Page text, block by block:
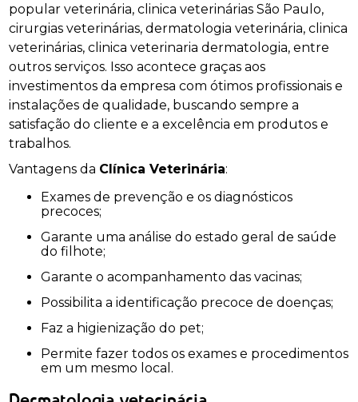
popular veterinária, clinica veterinárias São Paulo,
cirurgias veterinárias, dermatologia veterinária, clinica
veterinárias, clinica veterinaria dermatologia, entre
outros serviços. Isso acontece graças aos
investimentos da empresa com ótimos profissionais e
instalações de qualidade, buscando sempre a
satisfação do cliente e a excelência em produtos e
trabalhos.
Vantagens da Clínica Veterinária:
Exames de prevenção e os diagnósticos
precoces;
Garante uma análise do estado geral de saúde
do filhote;
Garante o acompanhamento das vacinas;
Possibilita a identificação precoce de doenças;
Faz a higienização do pet;
Permite fazer todos os exames e procedimentos
em um mesmo local.